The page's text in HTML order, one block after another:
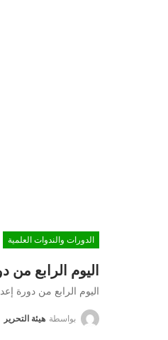
الدورات والندوات العلمية
اليوم الرابع
اليوم الرابع من دورة
بواسطة هيئة التحرير